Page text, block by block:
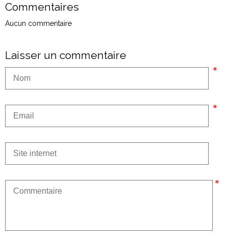
Commentaires
Aucun commentaire
Laisser un commentaire